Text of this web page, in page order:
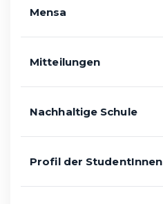
Mensa
Mitteilungen
Nachhaltige Schule
Profil der StudentInnen